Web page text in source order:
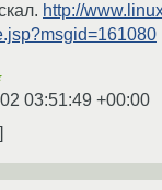
http://
03:51:49 +00:00